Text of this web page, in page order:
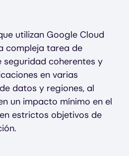
utilizan Google Cloud
compleja tarea de
coherentes y
en varias
datos y regiones, al
un impacto mínimo en el
estrictos objetivos de